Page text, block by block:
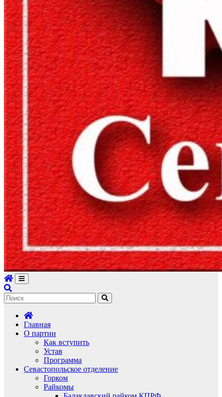
Главная
О партии
Как вступить
Устав
Программа
Севастопольское отделение
Горком
Райкомы